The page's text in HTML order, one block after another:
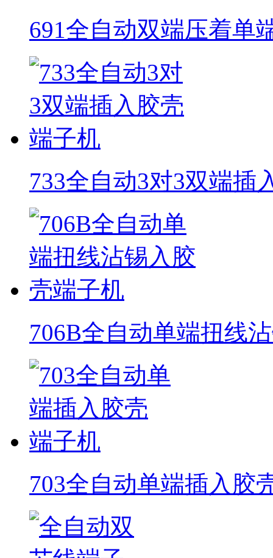
691全自动双端压着单
733全自动3对3双端插
706B全自动单端扭线
703全自动单端插入胶